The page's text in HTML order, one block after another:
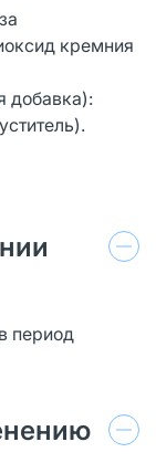
кремния
добавка):
период